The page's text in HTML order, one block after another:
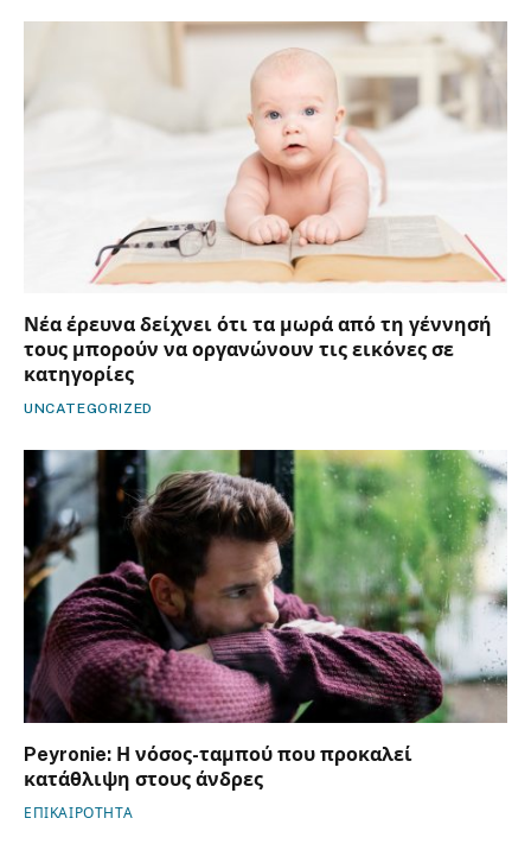
Νέα έρευνα δείχνει ότι τα μωρά από τη γέννησή
τους μπορούν να οργανώνουν τις εικόνες σε
κατηγορίες
UNCATEGORIZED
Peyronie: Η νόσος-ταμπού που προκαλεί
κατάθλιψη στους άνδρες
ΕΠΙΚΑΙΡΟΤΗΤΑ